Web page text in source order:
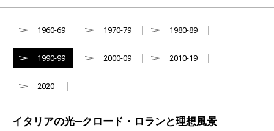
1960-69 1970-79 1980-89
1990-99 2000-09 2010-19
2020-
イタリアの光─クロード・ロランと理想風景